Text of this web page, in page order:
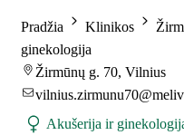
Pradžia Klinikos
ginekologija
Žirmūnų g. 70, Vilnius
Akušerija ir